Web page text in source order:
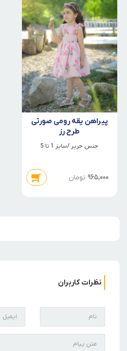
پیراهن یقه رومی صورتی
طرح رز
جنس حریر /سایز 1 تا 5
965,000 تومان
نظرات کاربران